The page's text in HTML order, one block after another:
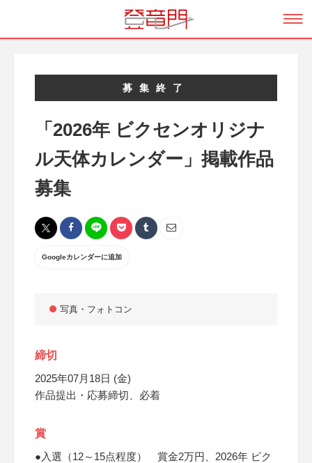
募集終了
「2026年 ビクセンオリジナ
ル天体カレンダー」掲載作品
募集
Googleカレンダーに追加
写真・フォトコン
締切
2025年07月18日 (金)
作品提出・応募締切、必着
賞
●入選（12～15点程度） 賞金2万円、2026年 ビク